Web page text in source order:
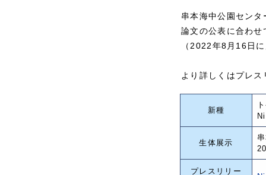
串本海中公園セン
論文の公表に合わ
（2022年8月16日
より詳しくはプレ
新種
生体展示
プレスリリー